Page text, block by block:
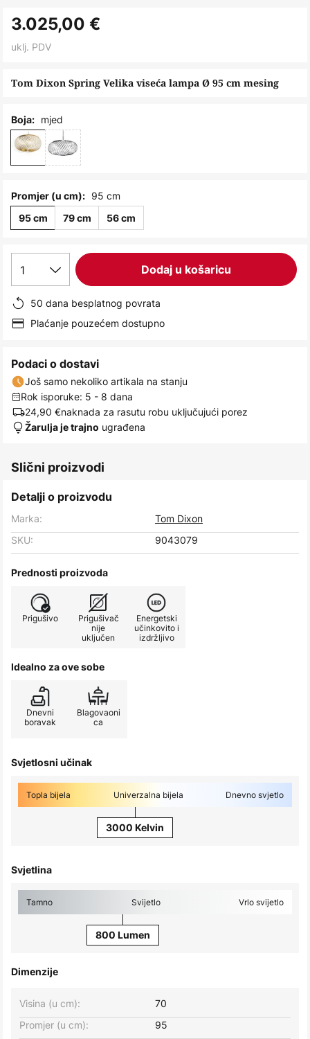
to
the
of
images
gallery
Tom Dixon Spring Velika viseća lampa Ø 95 cm mesing
3.025,00 €
uklj. PDV
Boja: mjed
Promjer (u cm): 95 cm
95 cm 79 cm 56 cm
1 Dodaj u košaricu
50 dana besplatnog povrata
Plaćanje pouzećem dostupno
Podaci o dostavi
Još samo nekoliko artikala na stanju
Rok isporuke: 5 - 8 dana
24,90 €naknada za rasutu robu uključujući porez
Žarulja je trajno ugrađena
Slični proizvodi
Detalji o proizvodu
Marka:
Tom Dixon
SKU:
9043079
Prednosti proizvoda
Prigušivo
Prigušivač
nije
uključen
Energetski
učinkovito i
izdržljivo
Idealno za ove sobe
Dnevni
boravak
Blagovaoni
ca
Svjetlosni učinak
Topla bijela Univerzalna bijela Dnevno svjetlo
3000 Kelvin
Svjetlina
Tamno Svijetlo Vrlo svijetlo
800 Lumen
Dimenzije
Visina (u cm):
70
Promjer (u cm):
95